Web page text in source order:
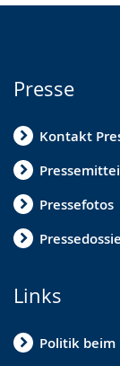
Presse
Kontakt
Pressefotos
Links
Politik beim